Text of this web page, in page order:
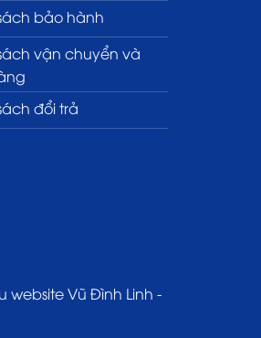
bảo hành
vận chuyển và
đổi trả
website Vũ Đình Linh -